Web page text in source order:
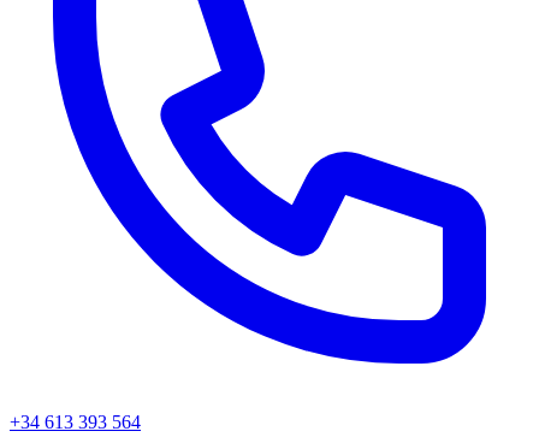
+34 613 393 564